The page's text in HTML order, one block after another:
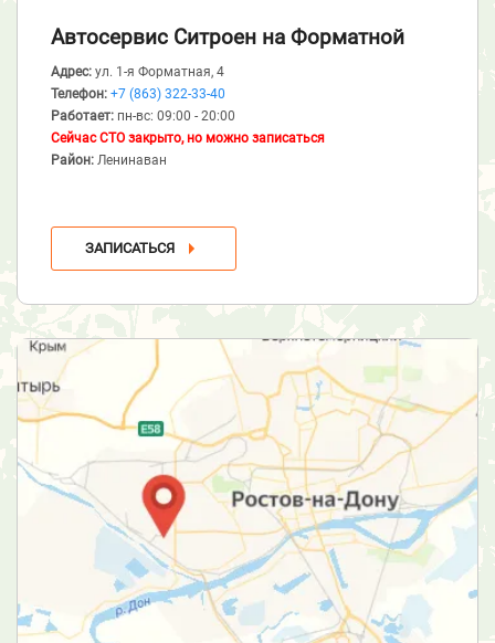
Автосервис Ситроен на Форматной
Адрес: ул. 1-я Форматная, 4
Телефон: +7 (863) 322-33-40
Работает: пн-вс: 09:00 - 20:00
Сейчас СТО закрыто, но можно записаться
Район: Ленинаван
ЗАПИСАТЬСЯ